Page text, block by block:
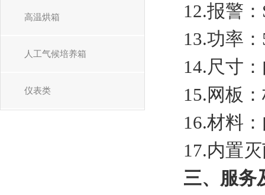
12.报警
13.功率
14.尺寸
15. 网板
16.材料
17.内置
三、服务
高温烘箱
人工气候培养箱
仪表类